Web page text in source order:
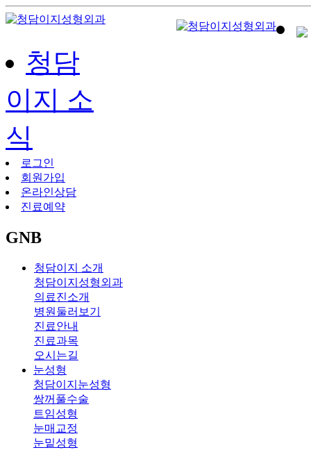
청담
이지 소
식
로그인
회원가입
온라인상담
진료예약
GNB
청담이지 소개
청담이지성형외과
의료진소개
병원둘러보기
진료안내
진료과목
오시는길
눈성형
청담이지눈성형
쌍꺼풀수술
트임성형
눈매교정
눈밑성형